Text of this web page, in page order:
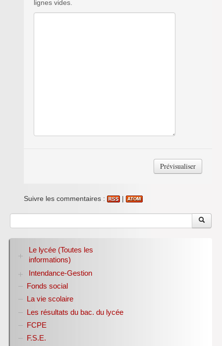
lignes vides.
Suivre les commentaires : |
Le lycée (Toutes les
informations)
RENTREE 2026-2027
Stage des élèves de seconde
Intendance-Gestion
Restauration scolaire
Bourses nationales
Année scolaire 2017-2018
Année scolaire 2018-2019
Année scolaire 2019-2020
Fonds social
La vie scolaire
Les résultats du bac. du lycée
FCPE
F.S.E.